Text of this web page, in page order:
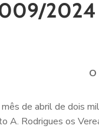
2024
de abril de dois
A. Rodrigues os